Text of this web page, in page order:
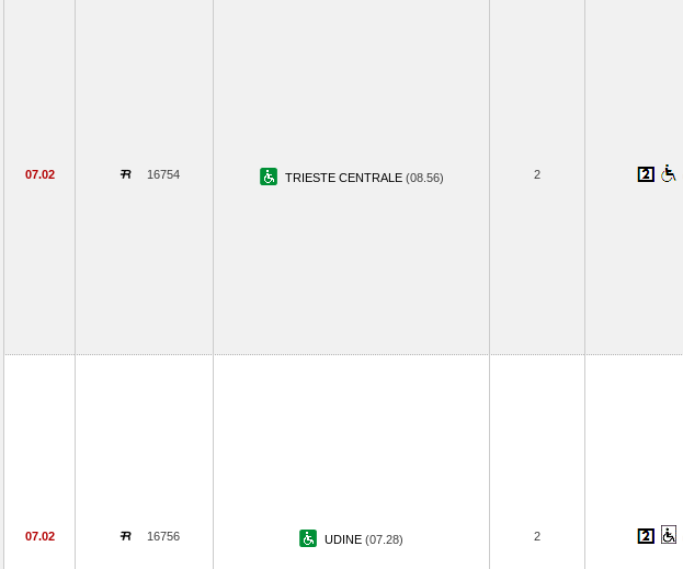
07.02 16754 TRIESTE CENTRALE (08.56) 2
07.02 16756 UDINE (07.28) 2